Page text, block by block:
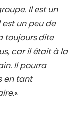
Il est un
un peu de
toujours dite
car il était à la
Il pourra
en tant
«